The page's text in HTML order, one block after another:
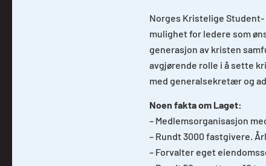
Norges Kristelige
mulighet for ledere som
generasjon av kristen
avgjørende rolle i å sette
med generalsekretær og
Noen fakta om Laget:
– Medlemsorganisasjon
– Rundt 3000 fastgivere.
– Forvalter eget